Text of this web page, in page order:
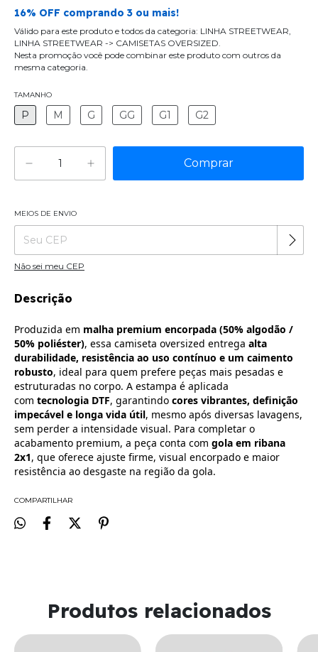
16% OFF comprando 3 ou mais!
Válido para este produto e todos da categoria: LINHA STREETWEAR,
LINHA STREETWEAR -> CAMISETAS OVERSIZED.
Nesta promoção você pode combinar este produto com outros da
mesma categoria.
TAMANHO
P M G GG G1 G2
Entregas para o CEP:
MEIOS DE ENVIO
Não sei meu CEP
Descrição
Produzida em malha premium encorpada (50% algodão /
50% poliéster), essa camiseta oversized entrega alta
durabilidade, resistência ao uso contínuo e um caimento
robusto, ideal para quem prefere peças mais pesadas e
estruturadas no corpo. A estampa é aplicada
com tecnologia DTF, garantindo cores vibrantes, definição
impecável e longa vida útil, mesmo após diversas lavagens,
sem perder a intensidade visual. Para completar o
acabamento premium, a peça conta com gola em ribana
2x1, que oferece ajuste firme, visual encorpado e maior
resistência ao desgaste na região da gola.
COMPARTILHAR
Produtos relacionados